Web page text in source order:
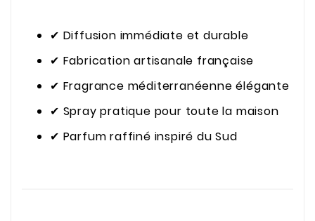
✔ Diffusion immédiate et durable
✔ Fabrication artisanale française
✔ Fragrance méditerranéenne élégante
✔ Spray pratique pour toute la maison
✔ Parfum raffiné inspiré du Sud